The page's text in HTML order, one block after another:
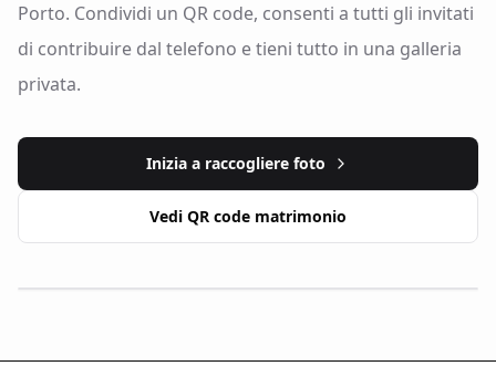
Porto. Condividi un QR code, consenti a tutti gli invitati
di contribuire dal telefono e tieni tutto in una galleria
privata.
Inizia a raccogliere foto
Vedi QR code matrimonio